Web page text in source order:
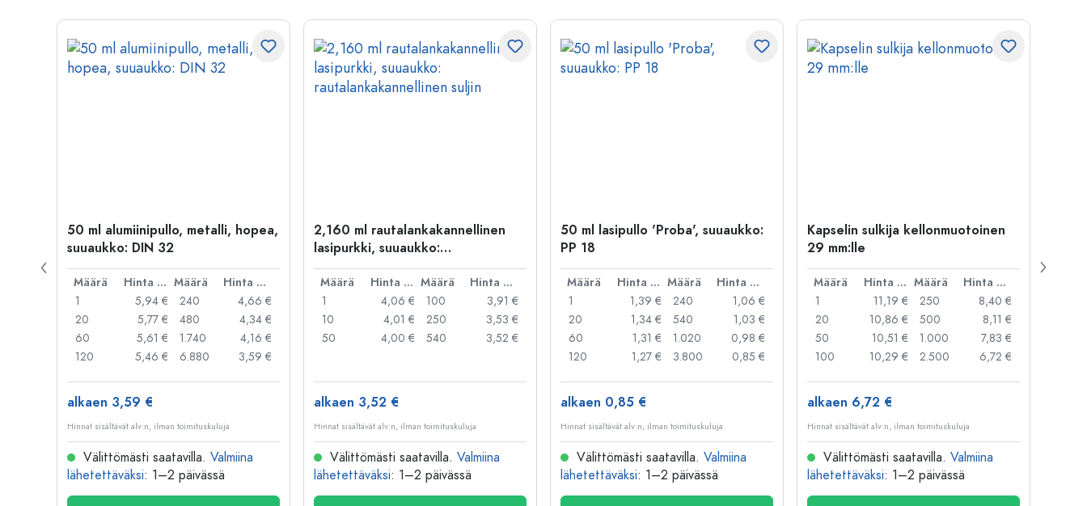
50 ml alumiinipullo, metalli, hopea,
suuaukko: DIN 32
Määrä Hinta per kpl Määrä
Hinta per kpl
1
5,94 €
20
5,77 €
60
5,61 €
120
5,46 €
240
4,66 €
480
4,34 €
1.740
4,16 €
6.880
3,59 €
alkaen 3,59 €
Hinnat sisältävät alv:n, ilman toimituskuluja
Välittömästi saatavilla. Valmiina
lähetettäväksi: 1–2 päivässä
2,160 ml rautalankakannellinen
lasipurkki, suuaukko:
rautalankakannellinen suljin
Määrä Hinta per kpl Määrä
Hinta per kpl
1
4,06 €
10
4,01 €
50
4,00 €
100
3,91 €
250
3,53 €
540
3,52 €
alkaen 3,52 €
Hinnat sisältävät alv:n, ilman toimituskuluja
Välittömästi saatavilla. Valmiina
lähetettäväksi: 1–2 päivässä
50 ml lasipullo 'Proba', suuaukko:
PP 18
Määrä Hinta per kpl Määrä
Hinta per kpl
1
1,39 €
20
1,34 €
60
1,31 €
120
1,27 €
240
1,06 €
540
1,03 €
1.020
0,98 €
3.800
0,85 €
alkaen 0,85 €
Hinnat sisältävät alv:n, ilman toimituskuluja
Välittömästi saatavilla. Valmiina
lähetettäväksi: 1–2 päivässä
Kapselin sulkija kellonmuotoinen
29 mm:lle
Määrä Hinta per kpl Määrä
Hinta per kpl
1
11,19 €
20
10,86 €
50
10,51 €
100
10,29 €
250
8,40 €
500
8,11 €
1.000
7,83 €
2.500
6,72 €
alkaen 6,72 €
Hinnat sisältävät alv:n, ilman toimituskuluja
Välittömästi saatavilla. Valmiina
lähetettäväksi: 1–2 päivässä